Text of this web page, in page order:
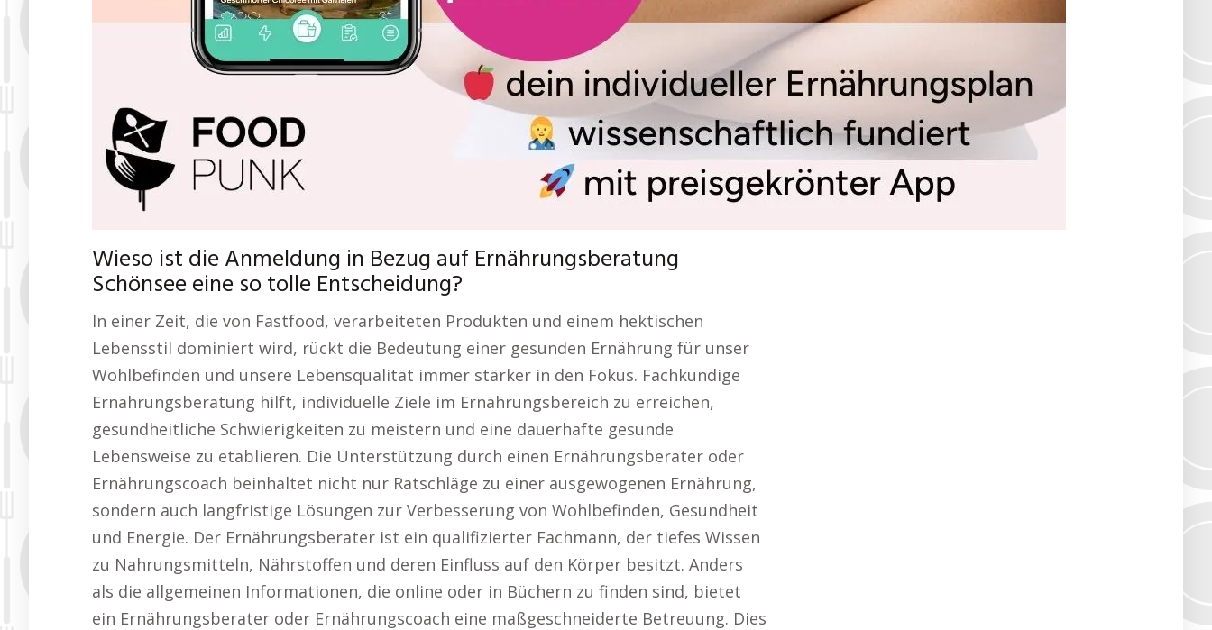
Wieso ist die Anmeldung in Bezug auf Ernährungsberatung
Schönsee eine so tolle Entscheidung?
In einer Zeit, die von Fastfood, verarbeiteten Produkten und einem hektischen
Lebensstil dominiert wird, rückt die Bedeutung einer gesunden Ernährung für unser
Wohlbefinden und unsere Lebensqualität immer stärker in den Fokus. Fachkundige
Ernährungsberatung hilft, individuelle Ziele im Ernährungsbereich zu erreichen,
gesundheitliche Schwierigkeiten zu meistern und eine dauerhafte gesunde
Lebensweise zu etablieren. Die Unterstützung durch einen Ernährungsberater oder
Ernährungscoach beinhaltet nicht nur Ratschläge zu einer ausgewogenen Ernährung,
sondern auch langfristige Lösungen zur Verbesserung von Wohlbefinden, Gesundheit
und Energie. Der Ernährungsberater ist ein qualifizierter Fachmann, der tiefes Wissen
zu Nahrungsmitteln, Nährstoffen und deren Einfluss auf den Körper besitzt. Anders
als die allgemeinen Informationen, die online oder in Büchern zu finden sind, bietet
ein Ernährungsberater oder Ernährungscoach eine maßgeschneiderte Betreuung. Dies